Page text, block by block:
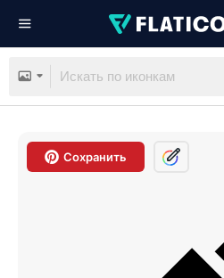
Сохранить